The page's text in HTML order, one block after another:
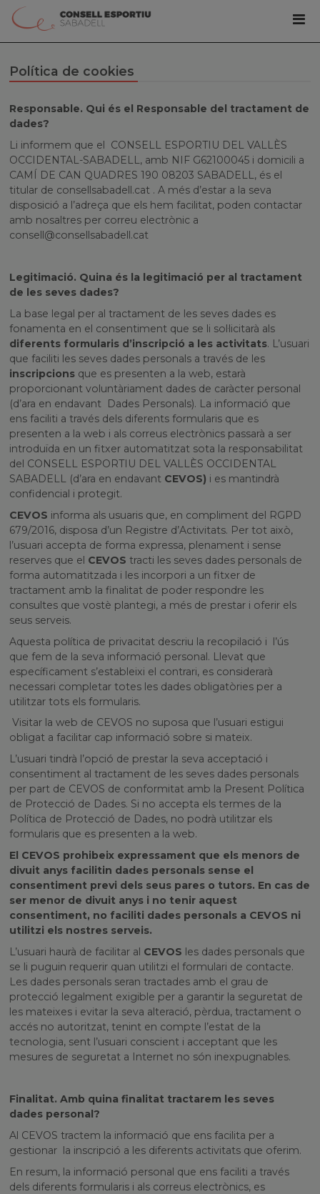
Política de cookies
Responsable. Qui és el Responsable del tractament de
dades?
Li informem que el CONSELL ESPORTIU DEL VALLÈS
OCCIDENTAL-SABADELL, amb NIF G62100045 i domicili a
CAMÍ DE CAN QUADRES 190 08203 SABADELL, és el
titular de consellsabadell.cat . A més d’estar a la seva
disposició a l’adreça que els hem facilitat, poden contactar
amb nosaltres per correu electrònic a
consell@consellsabadell.cat
Legitimació. Quina és la legitimació per al tractament
de les seves dades?
La base legal per al tractament de les seves dades es
fonamenta en el consentiment que se li sol·licitarà als
diferents formularis d’inscripció a les activitats. L’usuari
que faciliti les seves dades personals a través de les
inscripcions que es presenten a la web, estarà
proporcionant voluntàriament dades de caràcter personal
(d’ara en endavant Dades Personals). La informació que
ens faciliti a través dels diferents formularis que es
presenten a la web i als correus electrònics passarà a ser
introduïda en un fitxer automatitzat sota la responsabilitat
del CONSELL ESPORTIU DEL VALLÈS OCCIDENTAL
SABADELL (d’ara en endavant CEVOS) i es mantindrà
confidencial i protegit.
CEVOS informa als usuaris que, en compliment del RGPD
679/2016, disposa d’un Registre d’Activitats. Per tot això,
l’usuari accepta de forma expressa, plenament i sense
reserves que el CEVOS tracti les seves dades personals de
forma automatitzada i les incorpori a un fitxer de
tractament amb la finalitat de poder respondre les
consultes que vostè plantegi, a més de prestar i oferir els
seus serveis.
Aquesta política de privacitat descriu la recopilació i l’ús
que fem de la seva informació personal. Llevat que
específicament s’estableixi el contrari, es considerarà
necessari completar totes les dades obligatòries per a
utilitzar tots els formularis.
Visitar la web de CEVOS no suposa que l’usuari estigui
obligat a facilitar cap informació sobre si mateix.
L’usuari tindrà l’opció de prestar la seva acceptació i
consentiment al tractament de les seves dades personals
per part de CEVOS de conformitat amb la Present Política
de Protecció de Dades. Si no accepta els termes de la
Política de Protecció de Dades, no podrà utilitzar els
formularis que es presenten a la web.
El CEVOS prohibeix expressament que els menors de
divuit anys facilitin dades personals sense el
consentiment previ dels seus pares o tutors. En cas de
ser menor de divuit anys i no tenir aquest
consentiment, no faciliti dades personals a CEVOS ni
utilitzi els nostres serveis.
L’usuari haurà de facilitar al CEVOS les dades personals que
se li puguin requerir quan utilitzi el formulari de contacte.
Les dades personals seran tractades amb el grau de
protecció legalment exigible per a garantir la seguretat de
les mateixes i evitar la seva alteració, pèrdua, tractament o
accés no autoritzat, tenint en compte l’estat de la
tecnologia, sent l’usuari conscient i acceptant que les
mesures de seguretat a Internet no són inexpugnables.
Finalitat. Amb quina finalitat tractarem les seves
dades personal?
Al CEVOS tractem la informació que ens facilita per a
gestionar la inscripció a les diferents activitats que oferim.
En resum, la informació personal que ens faciliti a través
dels diferents formularis i als correus electrònics, es